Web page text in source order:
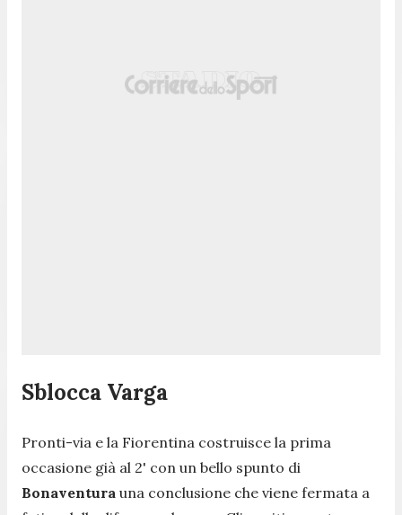
Sblocca Varga
Pronti-via e la Fiorentina costruisce la prima
occasione già al 2' con un bello spunto di
Bonaventura una conclusione che viene fermata a